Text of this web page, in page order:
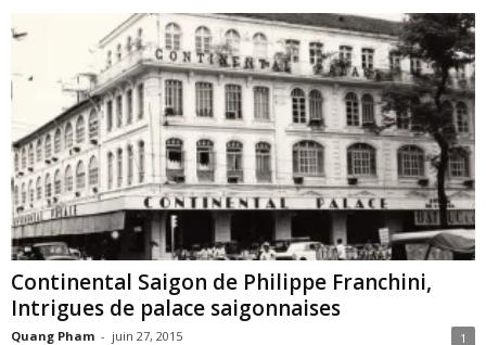
Continental Saigon de Philippe Franchini,
Intrigues de palace saigonnaises
Quang Pham - juin 27, 2015 1